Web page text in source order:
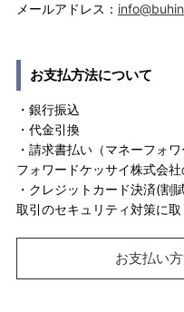
メールアドレス：
お支払方法について
・銀行振込
・代金引換
・請求書払い（マネーフォ
フォワードケッサイ株式会社
・クレジットカード決済(割
取引のセキュリティ対策に
お支払い